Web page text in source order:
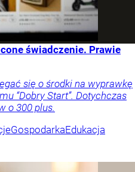
świadczenie. Prawie
się o środki na wyprawkę
“Dobry Start”. Dotychczas
o 300 plus.
GospodarkaEdukacja